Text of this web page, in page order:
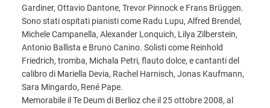
Gardiner, Ottavio Dantone, Trevor Pinnock e Frans Brüggen.
Sono stati ospitati pianisti come Radu Lupu, Alfred Brendel,
Michele Campanella, Alexander Lonquich, Lilya Zilberstein,
Antonio Ballista e Bruno Canino. Solisti come Reinhold
Friedrich, tromba, Michala Petri, flauto dolce, e cantanti del
calibro di Mariella Devia, Rachel Harnisch, Jonas Kaufmann,
Sara Mingardo, René Pape.
Memorabile il Te Deum di Berlioz che il 25 ottobre 2008, al